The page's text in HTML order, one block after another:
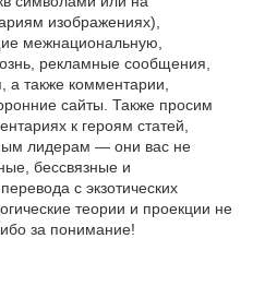
изображениях),
межнациональную,
рекламные сообщения,
а также комментарии,
сайты. Также просим
к героям статей,
лидерам — они вас не
бессвязные и
с экзотических
теории и проекции не
за понимание!